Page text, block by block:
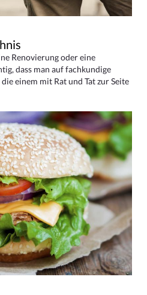
Renovierung oder eine
dass man auf fachkundige
einem mit Rat und Tat zur Seite